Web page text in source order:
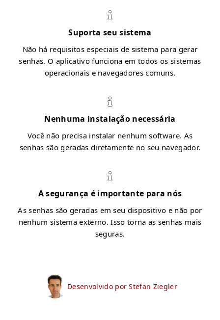
Suporta seu sistema
Não há requisitos especiais de sistema para gerar
senhas. O aplicativo funciona em todos os sistemas
operacionais e navegadores comuns.
Nenhuma instalação necessária
Você não precisa instalar nenhum software. As
senhas são geradas diretamente no seu navegador.
A segurança é importante para nós
As senhas são geradas em seu dispositivo e não por
nenhum sistema externo. Isso torna as senhas mais
seguras.
Desenvolvido por Stefan Ziegler